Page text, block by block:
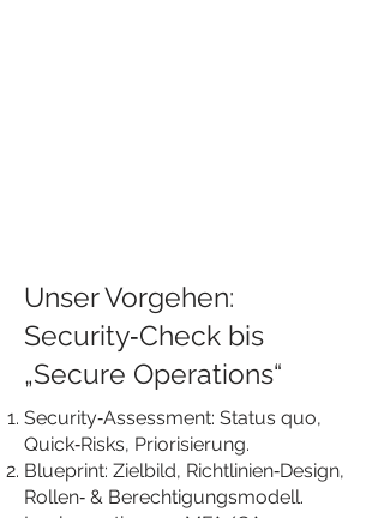
Unser Vorgehen:
Security‑Check bis
„Secure Operations“
Security‑Assessment: Status quo,
Quick‑Risks, Priorisierung.
Blueprint: Zielbild, Richtlinien‑Design,
Rollen‑ & Berechtigungsmodell.